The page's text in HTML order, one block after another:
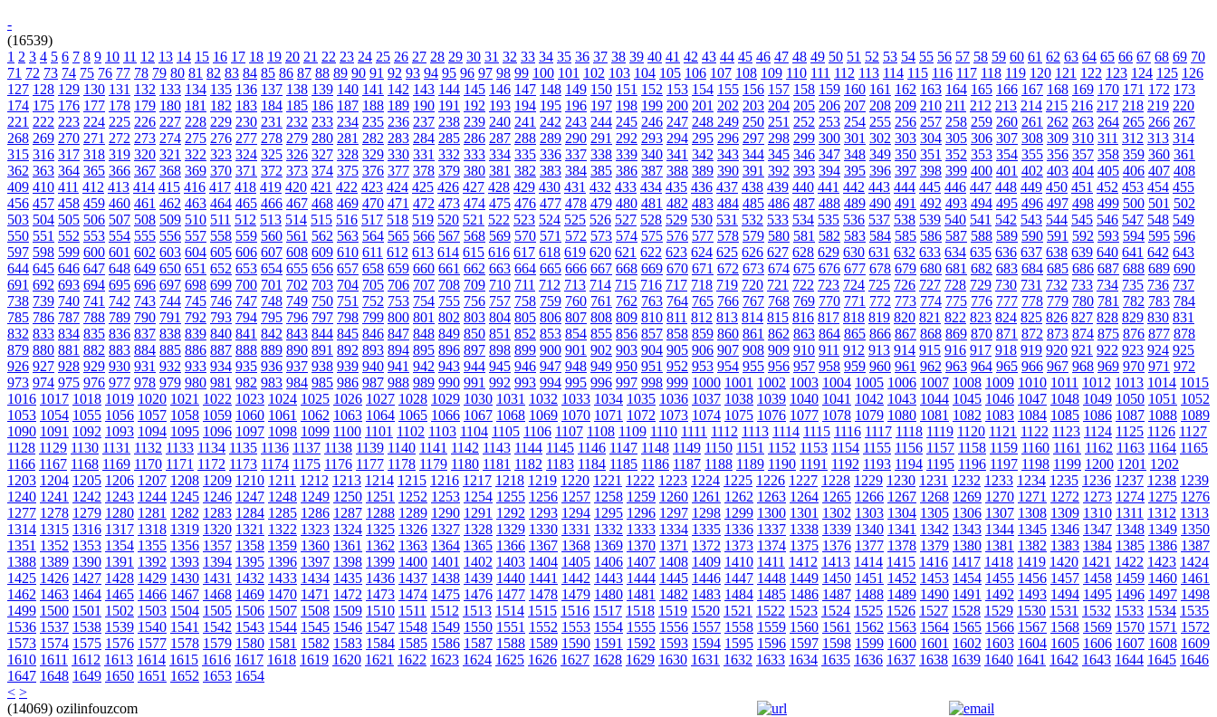
-
(16539)
1 2 3 4 5 6 7 8 9 10 11 12 13 14 15 16 17 18 19 20 21 22 23 24 25 26 27 28 29 30 31 32 33 34 35 36 37 38 39 40 41 42 43 44 45 46 47 48 49 50 51 52 53 54 55 56 57 58 59 60 61 62 63 64 65 66 67 68 69 70
71 72 73 74 75 76 77 78 79 80 81 82 83 84 85 86 87 88 89 90 91 92 93 94 95 96 97 98 99 100 101 102 103 104 105 106 107 108 109 110 111 112 113 114 115 116 117 118 119 120 121 122 123 124 125 126
127 128 129 130 131 132 133 134 135 136 137 138 139 140 141 142 143 144 145 146 147 148 149 150 151 152 153 154 155 156 157 158 159 160 161 162 163 164 165 166 167 168 169 170 171 172 173
174 175 176 177 178 179 180 181 182 183 184 185 186 187 188 189 190 191 192 193 194 195 196 197 198 199 200 201 202 203 204 205 206 207 208 209 210 211 212 213 214 215 216 217 218 219 220
221 222 223 224 225 226 227 228 229 230 231 232 233 234 235 236 237 238 239 240 241 242 243 244 245 246 247 248 249 250 251 252 253 254 255 256 257 258 259 260 261 262 263 264 265 266 267
268 269 270 271 272 273 274 275 276 277 278 279 280 281 282 283 284 285 286 287 288 289 290 291 292 293 294 295 296 297 298 299 300 301 302 303 304 305 306 307 308 309 310 311 312 313 314
315 316 317 318 319 320 321 322 323 324 325 326 327 328 329 330 331 332 333 334 335 336 337 338 339 340 341 342 343 344 345 346 347 348 349 350 351 352 353 354 355 356 357 358 359 360 361
362 363 364 365 366 367 368 369 370 371 372 373 374 375 376 377 378 379 380 381 382 383 384 385 386 387 388 389 390 391 392 393 394 395 396 397 398 399 400 401 402 403 404 405 406 407 408
409 410 411 412 413 414 415 416 417 418 419 420 421 422 423 424 425 426 427 428 429 430 431 432 433 434 435 436 437 438 439 440 441 442 443 444 445 446 447 448 449 450 451 452 453 454 455
456 457 458 459 460 461 462 463 464 465 466 467 468 469 470 471 472 473 474 475 476 477 478 479 480 481 482 483 484 485 486 487 488 489 490 491 492 493 494 495 496 497 498 499 500 501 502
503 504 505 506 507 508 509 510 511 512 513 514 515 516 517 518 519 520 521 522 523 524 525 526 527 528 529 530 531 532 533 534 535 536 537 538 539 540 541 542 543 544 545 546 547 548 549
550 551 552 553 554 555 556 557 558 559 560 561 562 563 564 565 566 567 568 569 570 571 572 573 574 575 576 577 578 579 580 581 582 583 584 585 586 587 588 589 590 591 592 593 594 595 596
597 598 599 600 601 602 603 604 605 606 607 608 609 610 611 612 613 614 615 616 617 618 619 620 621 622 623 624 625 626 627 628 629 630 631 632 633 634 635 636 637 638 639 640 641 642 643
644 645 646 647 648 649 650 651 652 653 654 655 656 657 658 659 660 661 662 663 664 665 666 667 668 669 670 671 672 673 674 675 676 677 678 679 680 681 682 683 684 685 686 687 688 689 690
691 692 693 694 695 696 697 698 699 700 701 702 703 704 705 706 707 708 709 710 711 712 713 714 715 716 717 718 719 720 721 722 723 724 725 726 727 728 729 730 731 732 733 734 735 736 737
738 739 740 741 742 743 744 745 746 747 748 749 750 751 752 753 754 755 756 757 758 759 760 761 762 763 764 765 766 767 768 769 770 771 772 773 774 775 776 777 778 779 780 781 782 783 784
785 786 787 788 789 790 791 792 793 794 795 796 797 798 799 800 801 802 803 804 805 806 807 808 809 810 811 812 813 814 815 816 817 818 819 820 821 822 823 824 825 826 827 828 829 830 831
832 833 834 835 836 837 838 839 840 841 842 843 844 845 846 847 848 849 850 851 852 853 854 855 856 857 858 859 860 861 862 863 864 865 866 867 868 869 870 871 872 873 874 875 876 877 878
879 880 881 882 883 884 885 886 887 888 889 890 891 892 893 894 895 896 897 898 899 900 901 902 903 904 905 906 907 908 909 910 911 912 913 914 915 916 917 918 919 920 921 922 923 924 925
926 927 928 929 930 931 932 933 934 935 936 937 938 939 940 941 942 943 944 945 946 947 948 949 950 951 952 953 954 955 956 957 958 959 960 961 962 963 964 965 966 967 968 969 970 971 972
973 974 975 976 977 978 979 980 981 982 983 984 985 986 987 988 989 990 991 992 993 994 995 996 997 998 999 1000 1001 1002 1003 1004 1005 1006 1007 1008 1009 1010 1011 1012 1013 1014 1015
1016 1017 1018 1019 1020 1021 1022 1023 1024 1025 1026 1027 1028 1029 1030 1031 1032 1033 1034 1035 1036 1037 1038 1039 1040 1041 1042 1043 1044 1045 1046 1047 1048 1049 1050 1051 1052
1053 1054 1055 1056 1057 1058 1059 1060 1061 1062 1063 1064 1065 1066 1067 1068 1069 1070 1071 1072 1073 1074 1075 1076 1077 1078 1079 1080 1081 1082 1083 1084 1085 1086 1087 1088 1089
1090 1091 1092 1093 1094 1095 1096 1097 1098 1099 1100 1101 1102 1103 1104 1105 1106 1107 1108 1109 1110 1111 1112 1113 1114 1115 1116 1117 1118 1119 1120 1121 1122 1123 1124 1125 1126 1127
1128 1129 1130 1131 1132 1133 1134 1135 1136 1137 1138 1139 1140 1141 1142 1143 1144 1145 1146 1147 1148 1149 1150 1151 1152 1153 1154 1155 1156 1157 1158 1159 1160 1161 1162 1163 1164 1165
1166 1167 1168 1169 1170 1171 1172 1173 1174 1175 1176 1177 1178 1179 1180 1181 1182 1183 1184 1185 1186 1187 1188 1189 1190 1191 1192 1193 1194 1195 1196 1197 1198 1199 1200 1201 1202
1203 1204 1205 1206 1207 1208 1209 1210 1211 1212 1213 1214 1215 1216 1217 1218 1219 1220 1221 1222 1223 1224 1225 1226 1227 1228 1229 1230 1231 1232 1233 1234 1235 1236 1237 1238 1239
1240 1241 1242 1243 1244 1245 1246 1247 1248 1249 1250 1251 1252 1253 1254 1255 1256 1257 1258 1259 1260 1261 1262 1263 1264 1265 1266 1267 1268 1269 1270 1271 1272 1273 1274 1275 1276
1277 1278 1279 1280 1281 1282 1283 1284 1285 1286 1287 1288 1289 1290 1291 1292 1293 1294 1295 1296 1297 1298 1299 1300 1301 1302 1303 1304 1305 1306 1307 1308 1309 1310 1311 1312 1313
1314 1315 1316 1317 1318 1319 1320 1321 1322 1323 1324 1325 1326 1327 1328 1329 1330 1331 1332 1333 1334 1335 1336 1337 1338 1339 1340 1341 1342 1343 1344 1345 1346 1347 1348 1349 1350
1351 1352 1353 1354 1355 1356 1357 1358 1359 1360 1361 1362 1363 1364 1365 1366 1367 1368 1369 1370 1371 1372 1373 1374 1375 1376 1377 1378 1379 1380 1381 1382 1383 1384 1385 1386 1387
1388 1389 1390 1391 1392 1393 1394 1395 1396 1397 1398 1399 1400 1401 1402 1403 1404 1405 1406 1407 1408 1409 1410 1411 1412 1413 1414 1415 1416 1417 1418 1419 1420 1421 1422 1423 1424
1425 1426 1427 1428 1429 1430 1431 1432 1433 1434 1435 1436 1437 1438 1439 1440 1441 1442 1443 1444 1445 1446 1447 1448 1449 1450 1451 1452 1453 1454 1455 1456 1457 1458 1459 1460 1461
1462 1463 1464 1465 1466 1467 1468 1469 1470 1471 1472 1473 1474 1475 1476 1477 1478 1479 1480 1481 1482 1483 1484 1485 1486 1487 1488 1489 1490 1491 1492 1493 1494 1495 1496 1497 1498
1499 1500 1501 1502 1503 1504 1505 1506 1507 1508 1509 1510 1511 1512 1513 1514 1515 1516 1517 1518 1519 1520 1521 1522 1523 1524 1525 1526 1527 1528 1529 1530 1531 1532 1533 1534 1535
1536 1537 1538 1539 1540 1541 1542 1543 1544 1545 1546 1547 1548 1549 1550 1551 1552 1553 1554 1555 1556 1557 1558 1559 1560 1561 1562 1563 1564 1565 1566 1567 1568 1569 1570 1571 1572
1573 1574 1575 1576 1577 1578 1579 1580 1581 1582 1583 1584 1585 1586 1587 1588 1589 1590 1591 1592 1593 1594 1595 1596 1597 1598 1599 1600 1601 1602 1603 1604 1605 1606 1607 1608 1609
1610 1611 1612 1613 1614 1615 1616 1617 1618 1619 1620 1621 1622 1623 1624 1625 1626 1627 1628 1629 1630 1631 1632 1633 1634 1635 1636 1637 1638 1639 1640 1641 1642 1643 1644 1645 1646
1647 1648 1649 1650 1651 1652 1653 1654
< >
(14069) ozilinfouzcom